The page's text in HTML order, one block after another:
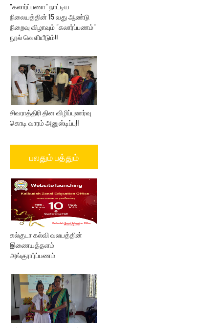
"கலார்ப்பணா" நாட்டிய
நிலையத்தின் 15 வது ஆண்டு
நிறைவு விழாவும் "கலார்ப்பணம்"
நூல் வெளியீடும்!!
சிவராத்திரி தின விழிப்புணர்வு
கொடி வாரம் அனுஸ்டிப்பு!!
பலதும் பத்தும்
கல்குடா கல்வி வலயத்தின்
இணையத்தளம்
அங்குரார்ப்பணம்